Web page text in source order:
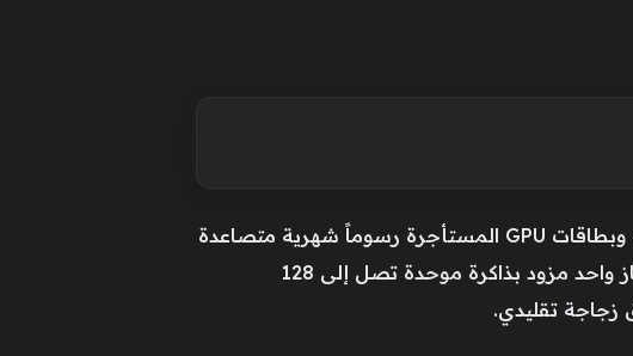
لسنوات، ارتبط تشغيل النماذج الضخمة بالبنية التحتية السحابية، حيث تفرض مراكز البيانات وبطاقات GPU المستأجرة رسوماً شهرية متصاعدة
مع كل استدعاء أو عملية استدلال. الجديد هنا أن AMD تراهن على تغيير هذه المعادلة عبر جهاز واحد مزود بذاكرة موحدة تصل إلى 128